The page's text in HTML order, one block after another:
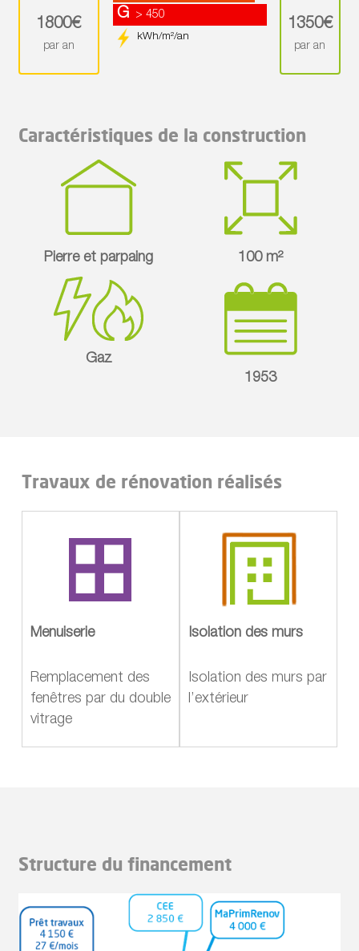
1800€
par an
G > 450
kWh/m²/an
1350€
par an
Caractéristiques de la construction
Pierre et parpaing 100 m²
Gaz
1953
Travaux de rénovation réalisés
Menuiserie
Remplacement des
fenêtres par du double
vitrage
Isolation des murs
Isolation des murs par
l’extérieur
Structure du financement